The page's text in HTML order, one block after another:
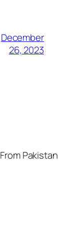
December
26, 2023
Pakistan